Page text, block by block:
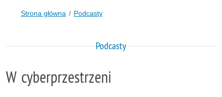
Strona główna Podcasty
Podcasty
W cyberprzestrzeni